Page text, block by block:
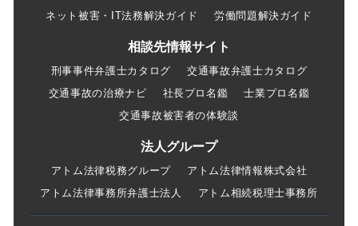
ネット被害・IT法務解決ガイド
労働問題解決ガイド
相談先情報サイト
刑事事件弁護士カタログ
交通事故弁護士カタログ
交通事故の治療ナビ
社長プロ名鑑
士業プロ名鑑
交通事故被害者の体験談
法人グループ
アトム法律税務グループ
アトム法律情報株式会社
アトム法律事務所弁護士法人
アトム相続税理士事務所